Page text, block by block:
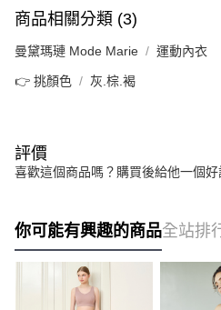
商品相關分類 (3)
曼黛瑪璉 Mode Marie 運動內衣
👉 挑顏色 灰.棕.褐
評價
喜歡這個商品嗎？購買後給他一個好
你可能有興趣的商品全站排